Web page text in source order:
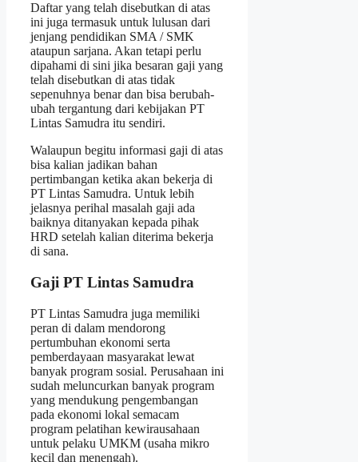
Daftar yang telah disebutkan di atas
ini juga termasuk untuk lulusan dari
jenjang pendidikan SMA / SMK
ataupun sarjana. Akan tetapi perlu
dipahami di sini jika besaran gaji yang
telah disebutkan di atas tidak
sepenuhnya benar dan bisa berubah-
ubah tergantung dari kebijakan PT
Lintas Samudra itu sendiri.
Walaupun begitu informasi gaji di atas
bisa kalian jadikan bahan
pertimbangan ketika akan bekerja di
PT Lintas Samudra. Untuk lebih
jelasnya perihal masalah gaji ada
baiknya ditanyakan kepada pihak
HRD setelah kalian diterima bekerja
di sana.
Gaji PT Lintas Samudra
PT Lintas Samudra juga memiliki
peran di dalam mendorong
pertumbuhan ekonomi serta
pemberdayaan masyarakat lewat
banyak program sosial. Perusahaan ini
sudah meluncurkan banyak program
yang mendukung pengembangan
pada ekonomi lokal semacam
program pelatihan kewirausahaan
untuk pelaku UMKM (usaha mikro
kecil dan menengah).